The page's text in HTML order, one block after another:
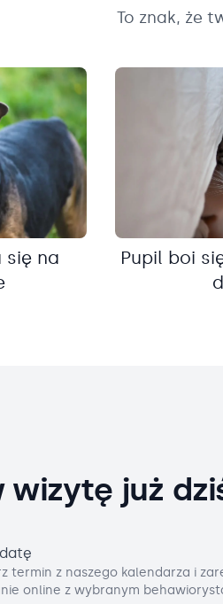
To znak, że
się na
Pupil boi
wizytę już
termin z naszego kalendarza i
online z wybranym